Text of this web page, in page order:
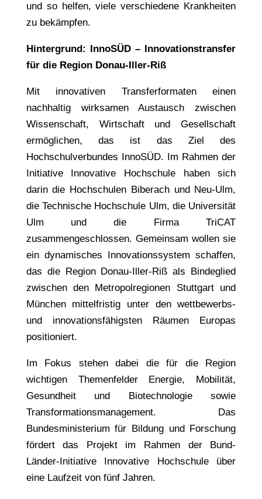
und so helfen, viele verschiedene Krankheiten
zu bekämpfen.
Hintergrund: InnoSÜD – Innovationstransfer
für die Region Donau-Iller-Riß
Mit innovativen Transferformaten einen
nachhaltig wirksamen Austausch zwischen
Wissenschaft, Wirtschaft und Gesellschaft
ermöglichen, das ist das Ziel des
Hochschulverbundes InnoSÜD. Im Rahmen der
Initiative Innovative Hochschule haben sich
darin die Hochschulen Biberach und Neu-Ulm,
die Technische Hochschule Ulm, die Universität
Ulm und die Firma TriCAT
zusammengeschlossen. Gemeinsam wollen sie
ein dynamisches Innovationssystem schaffen,
das die Region Donau-Iller-Riß als Bindeglied
zwischen den Metropolregionen Stuttgart und
München mittelfristig unter den wettbewerbs-
und innovationsfähigsten Räumen Europas
positioniert.
Im Fokus stehen dabei die für die Region
wichtigen Themenfelder Energie, Mobilität,
Gesundheit und Biotechnologie sowie
Transformationsmanagement. Das
Bundesministerium für Bildung und Forschung
fördert das Projekt im Rahmen der Bund-
Länder-Initiative Innovative Hochschule über
eine Laufzeit von fünf Jahren.